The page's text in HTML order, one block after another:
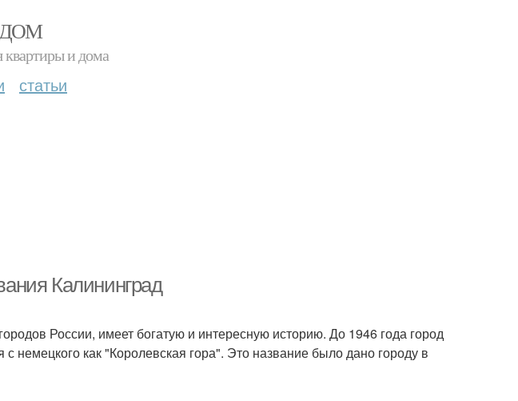
квартиры и дома
статьи
Калининград
России, имеет богатую и интересную историю. До 1946 года город
с немецкого как "Королевская гора". Это название было дано городу в